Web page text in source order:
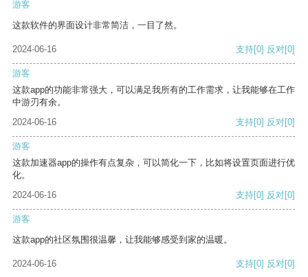
游客
这款软件的界面设计非常简洁，一目了然。
2024-06-16 支持[0] 反对[0]
游客
这款app的功能非常强大，可以满足我所有的工作需求，让我能够在工作
中游刃有余。
2024-06-16
支持[0] 反对[0]
游客
这款加速器app的操作有点复杂，可以简化一下，比如将设置页面进行优
化。
2024-06-16
支持[0] 反对[0]
游客
这款app的社区氛围很温馨，让我能够感受到家的温暖。
2024-06-16 支持[0] 反对[0]